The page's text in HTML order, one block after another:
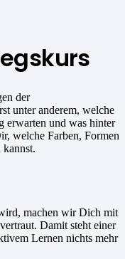
der
unter anderem, welche
erwarten und was hinter
welche Farben, Formen
machen wir Dich mit
vertraut. Damit steht einer
Lernen nichts mehr